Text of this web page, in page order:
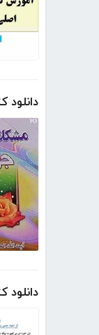
دانلود